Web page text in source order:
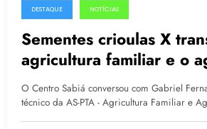
11.02.2015
DESTAQUE NOTÍCIAS
Sementes crioulas X
agricultura familiar e o
nos próximos quatro anos
O Centro Sabiá conversou com Gabriel
técnico da AS-PTA - Agricultura Familiar e